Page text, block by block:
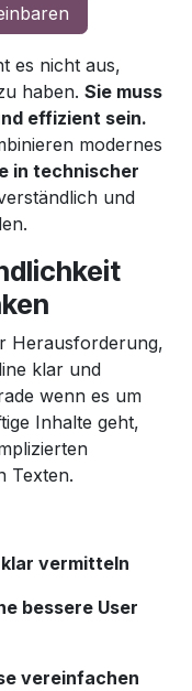
es nicht aus,
haben. Sie muss
effizient sein.
modernes
in technischer
und
Herausforderung,
klar und
wenn es um
Inhalte geht,
Texten.
vermitteln
bessere User
vereinfachen